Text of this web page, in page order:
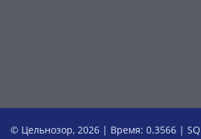
© Цельнозор, 2026 | Время: 0.3566 |